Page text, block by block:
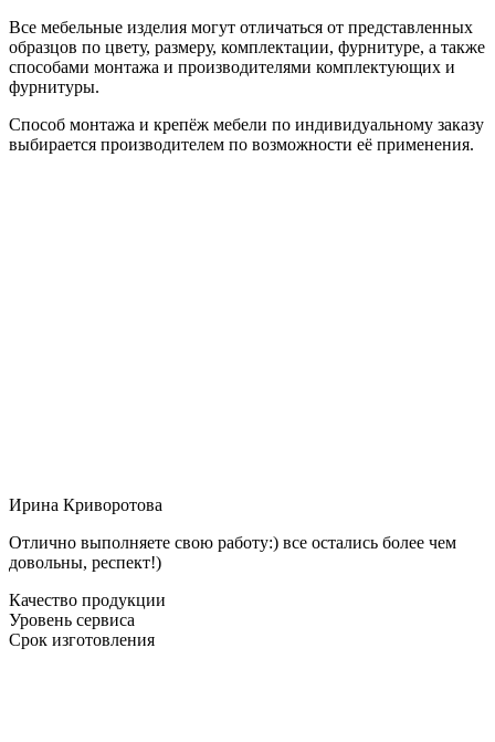
Все мебельные изделия могут отличаться от представленных
образцов по цвету, размеру, комплектации, фурнитуре, а также
способами монтажа и производителями комплектующих и
фурнитуры.
Способ монтажа и крепёж мебели по индивидуальному заказу
выбирается производителем по возможности её применения.
Ирина Криворотова
Отлично выполняете свою работу:) все остались более чем
довольны, респект!)
Качество продукции
Уровень сервиса
Срок изготовления